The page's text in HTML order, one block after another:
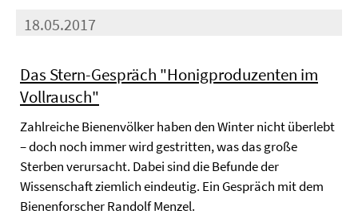
18.05.2017
Das Stern-Gespräch "Honigproduzenten im
Vollrausch"
Zahlreiche Bienenvölker haben den Winter nicht überlebt
– doch noch immer wird gestritten, was das große
Sterben verursacht. Dabei sind die Befunde der
Wissenschaft ziemlich eindeutig. Ein Gespräch mit dem
Bienenforscher Randolf Menzel.